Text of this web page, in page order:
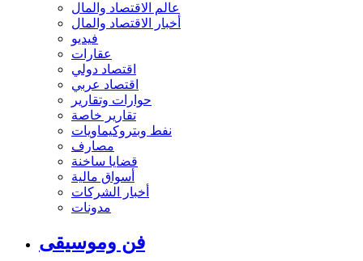
عالم الاقتصاد والمال
أخبار الاقتصاد والمال
فيديو
عقارات
اقتصاد دولي
اقتصاد عربي
حوارات وتقارير
تقارير خاصة
نفط وبتروكيماويات
مصارف
قضايا ساخنة
أسواق مالية
أخبار الشركات
مدونات
فن وموسيقى